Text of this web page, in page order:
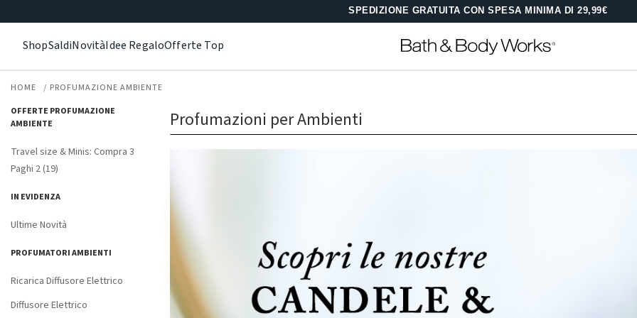
SPEDIZIONE GRATUITA CON SPESA MINIMA DI 29,99€
ShopSaldiNovitàIdee RegaloOfferte Top
HOME
PROFUMAZIONE AMBIENTE
OFFERTE PROFUMAZIONE
AMBIENTE
Travel size & Minis: Compra 3
Paghi 2 (19)
IN EVIDENZA
Ultime Novità
PROFUMATORI AMBIENTI
Ricarica Diffusore Elettrico
Diffusore Elettrico
Profumazioni per Ambienti